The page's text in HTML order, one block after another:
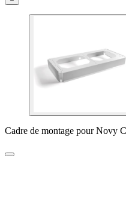
Cadre de montage pour Novy